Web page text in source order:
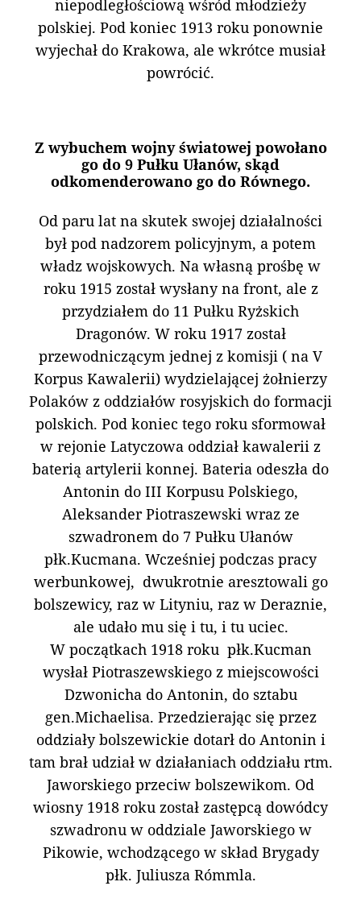
niepodległościową wśród młodzieży
polskiej. Pod koniec 1913 roku ponownie
wyjechał do Krakowa, ale wkrótce musiał
powrócić.
Z wybuchem wojny światowej powołano
go do 9 Pułku Ułanów, skąd
odkomenderowano go do Równego.
Od paru lat na skutek swojej działalności
był pod nadzorem policyjnym, a potem
władz wojskowych. Na własną prośbę w
roku 1915 został wysłany na front, ale z
przydziałem do 11 Pułku Ryżskich
Dragonów. W roku 1917 został
przewodniczącym jednej z komisji ( na V
Korpus Kawalerii) wydzielającej żołnierzy
Polaków z oddziałów rosyjskich do formacji
polskich. Pod koniec tego roku sformował
w rejonie Latyczowa oddział kawalerii z
baterią artylerii konnej. Bateria odeszła do
Antonin do III Korpusu Polskiego,
Aleksander Piotraszewski wraz ze
szwadronem do 7 Pułku Ułanów
płk.Kucmana. Wcześniej podczas pracy
werbunkowej, dwukrotnie aresztowali go
bolszewicy, raz w Lityniu, raz w Deraznie,
ale udało mu się i tu, i tu uciec.
W początkach 1918 roku płk.Kucman
wysłał Piotraszewskiego z miejscowości
Dzwonicha do Antonin, do sztabu
gen.Michaelisa. Przedzierając się przez
oddziały bolszewickie dotarł do Antonin i
tam brał udział w działaniach oddziału rtm.
Jaworskiego przeciw bolszewikom. Od
wiosny 1918 roku został zastępcą dowódcy
szwadronu w oddziale Jaworskiego w
Pikowie, wchodzącego w skład Brygady
płk. Juliusza Rómmla.